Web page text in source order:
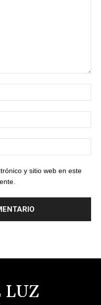
y sitio web en este
LUZ